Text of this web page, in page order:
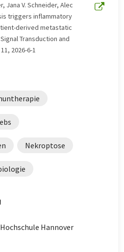
Jana V. Schneider, Alec
triggers inflammatory
derived metastatic
Transduction and
2026-6-1
Nekroptose
Hannover